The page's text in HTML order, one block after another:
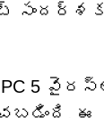
PC 5
ఈ